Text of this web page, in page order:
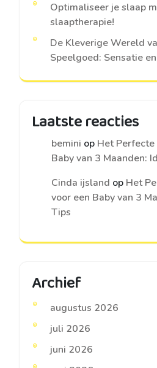
Optimaliseer je slaap
slaaptherapie!
De Kleverige Wereld
Speelgoed: Sensatie
Laatste reacties
bemini op Het Perfecte
Baby van 3 Maanden:
Cinda ijsland op Het
voor een Baby van 3
Tips
Archief
augustus 2026
juli 2026
juni 2026